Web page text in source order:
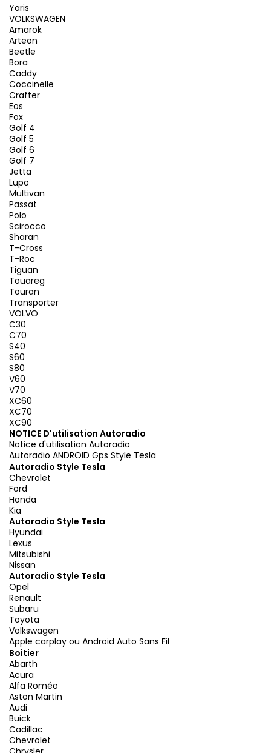
Yaris
VOLKSWAGEN
Amarok
Arteon
Beetle
Bora
Caddy
Coccinelle
Crafter
Eos
Fox
Golf 4
Golf 5
Golf 6
Golf 7
Jetta
Lupo
Multivan
Passat
Polo
Scirocco
Sharan
T-Cross
T-Roc
Tiguan
Touareg
Touran
Transporter
VOLVO
C30
C70
S40
S60
S80
V60
V70
XC60
XC70
XC90
NOTICE D'utilisation Autoradio
Notice d'utilisation Autoradio
Autoradio ANDROID Gps Style Tesla
Autoradio Style Tesla
Chevrolet
Ford
Honda
Kia
Autoradio Style Tesla
Hyundai
Lexus
Mitsubishi
Nissan
Autoradio Style Tesla
Opel
Renault
Subaru
Toyota
Volkswagen
Apple carplay ou Android Auto Sans Fil
Boitier
Abarth
Acura
Alfa Roméo
Aston Martin
Audi
Buick
Cadillac
Chevrolet